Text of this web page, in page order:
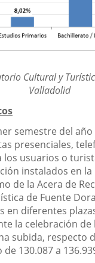
Cultural y
Valladolid
semestre del año
presenciales,
los usuarios o
instalados en la
de la Acera de
de Fuente
en diferentes
la celebración de
subida, respecto
130.087 a